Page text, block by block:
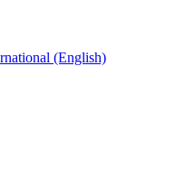
(English)